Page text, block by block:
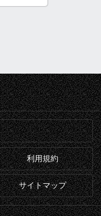
利用規約
サイトマップ